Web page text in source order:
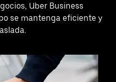
Uber Business
se mantenga eficiente y